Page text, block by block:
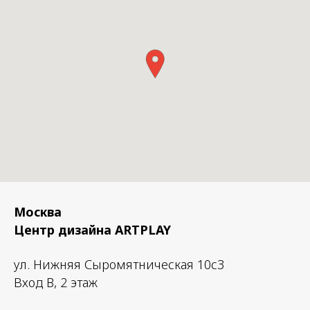
Москва
Центр дизайна ARTPLAY
ул. Нижняя Сыромятническая 10с3
Вход B, 2 этаж